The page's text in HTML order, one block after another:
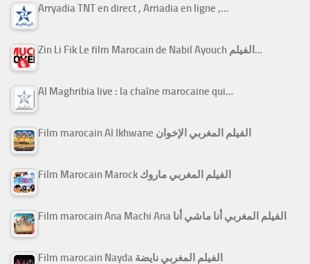
Arryadia TNT en direct , Arriadia en ligne ,…
Zin Li Fik Le film Marocain de Nabil Ayouch الفيلم…
Al Maghribia live : la chaîne marocaine qui…
Film marocain Al Ikhwane الفيلم المغربي الإخوان
Film Marocain Marock الفيلم المغربي ماروك
Film marocain Ana Machi Ana الفيلم المغربي أنا ماشي أنا
Film marocain Nayda الفيلم المغربي نايضة